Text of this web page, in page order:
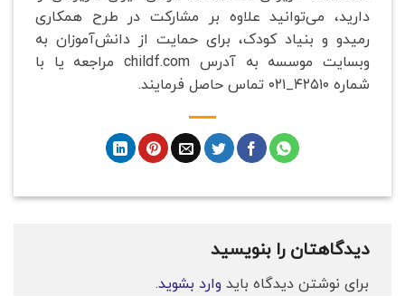
دارید، می‌توانید علاوه بر مشارکت در طرح همکاری
رمیدو و بنیاد کودک، برای حمایت از دانش‌آموزان به
وبسایت موسسه به آدرس childf.com مراجعه یا با
شماره‌ ۴۲۵۱۰_۰۲۱ تماس حاصل فرمایند.
دیدگاهتان را بنویسید
برای نوشتن دیدگاه باید وارد بشوید.